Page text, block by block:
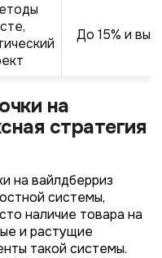
До 15% и
на
стратегия
на вайлдберриз
системы,
наличие товара на
и растущие
такой системы.